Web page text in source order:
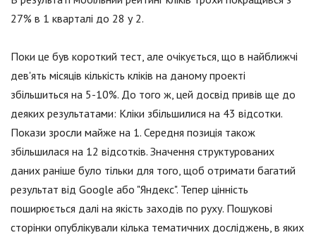
27% в 1 кварталі до 28 у 2.
Поки це був короткий тест, але очікується, що в найближчі
дев'ять місяців кількість кліків на даному проекті
збільшиться на 5-10%. До того ж, цей досвід привів ще до
деяких результатами: Кліки збільшилися на 43 відсотки.
Покази зросли майже на 1. Середня позиція також
збільшилася на 12 відсотків. Значення структурованих
даних раніше було тільки для того, щоб отримати багатий
результат від Google або "Яндекс". Тепер цінність
поширюється далі на якість заходів по руху. Пошукові
сторінки опублікували кілька тематичних досліджень, в яких